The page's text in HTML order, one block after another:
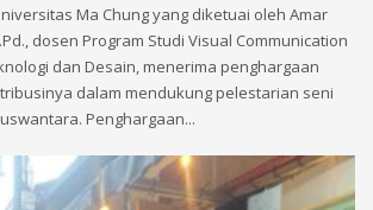
Ma Chung yang diketuai oleh Amar
dosen Program Studi Visual Communication
dan Desain, menerima penghargaan
dalam mendukung pelestarian seni
Penghargaan...